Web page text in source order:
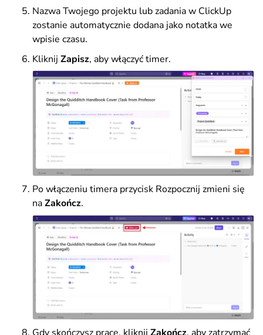
Nazwa Twojego projektu lub zadania w ClickUp
zostanie automatycznie dodana jako notatka we
wpisie czasu.
Kliknij Zapisz, aby włączyć timer.
Po włączeniu timera przycisk Rozpocznij zmieni się
naZakończ.